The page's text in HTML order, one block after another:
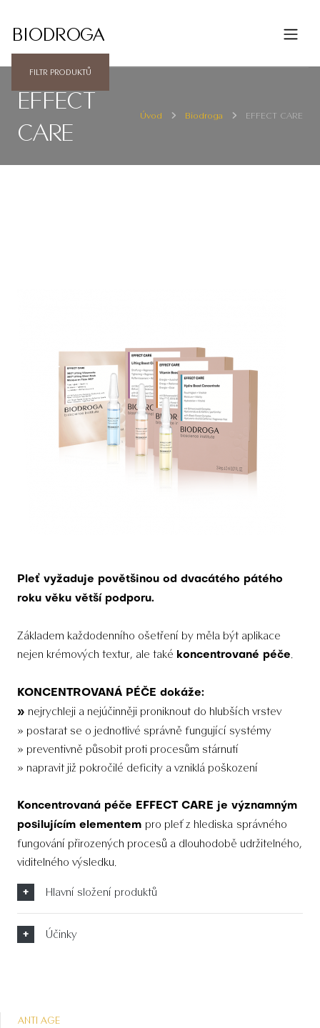
BIODROGA
FILTR PRODUKTŮ
EFFECT
CARE
Úvod Biodroga EFFECT CARE
Pleť vyžaduje povětšinou od dvacátého pátého
roku věku větší podporu.
Základem každodenního ošetření by měla být aplikace
nejen krémových textur, ale také koncentrované péče.
KONCENTROVANÁ PÉČE dokáže:
» nejrychleji a nejúčinněji proniknout do hlubších vrstev
» postarat se o jednotlivé správně fungující systémy
» preventivně působit proti procesům stárnutí
» napravit již pokročilé deficity a vzniklá poškození
Koncentrovaná péče EFFECT CARE je významným
posilujícím elementem pro pleť z hlediska správného
fungování přirozených procesů a dlouhodobě udržitelného,
viditelného výsledku.
Hlavní složení produktů
Účinky
ANTI AGE